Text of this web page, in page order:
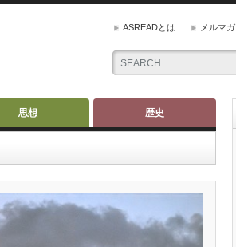
ASREADとは メルマガ
思想 歴史